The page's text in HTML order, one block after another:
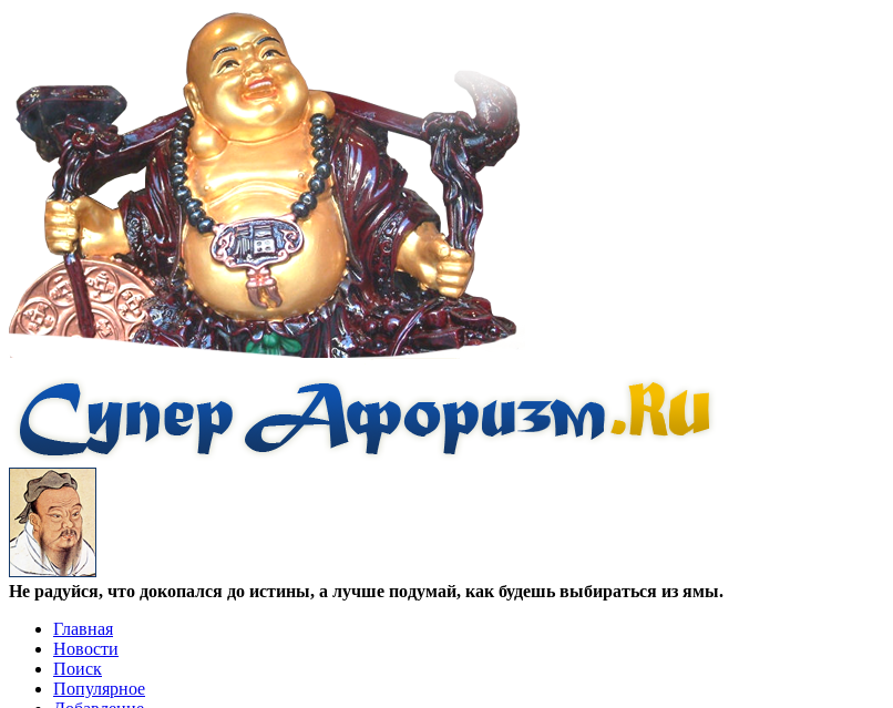
Не радуйся, что докопался до истины, а лучше подумай, как будешь выбираться из ямы.
Главная
Новости
Поиск
Популярное